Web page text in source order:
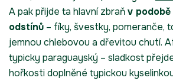
A pak přijde ta hlavní zbraňv
odstínů – fíky, švestky, pomeranče,
jemnou chlebovou a dřevitou chutí.
typicky paraguayský – sladkost
hořkosti doplněné typickou